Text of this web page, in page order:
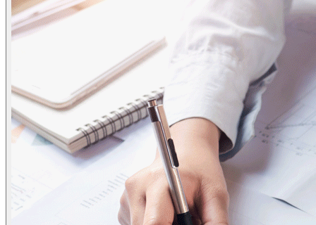
บริการ
ตรวจสอบบัญชี
บริการวางระบบบัญชี
ที่ปรึกษาวางแผนภาษีอากร
จัดทำเงินเดือน
จดทะเบียนธุรกิจ
บริการ E-Filing
ข่าวภาษี
ข่าวบัญชี